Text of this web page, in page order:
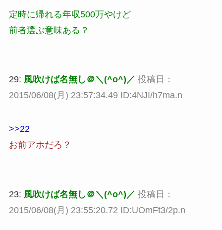
定時に帰れる年収500万やけど
前者選ぶ意味ある？
29: 風吹けば名無し＠＼(^o^)／ 投稿日：
2015/06/08(月) 23:57:34.49 ID:4NJI/h7ma.n
>>22
お前アホだろ？
23: 風吹けば名無し＠＼(^o^)／ 投稿日：
2015/06/08(月) 23:55:20.72 ID:UOmFt3/2p.n